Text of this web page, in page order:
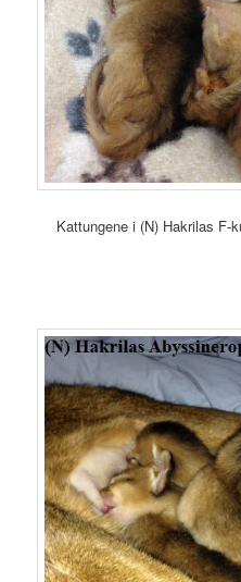
Kattungene i (N) Hakrilas F-